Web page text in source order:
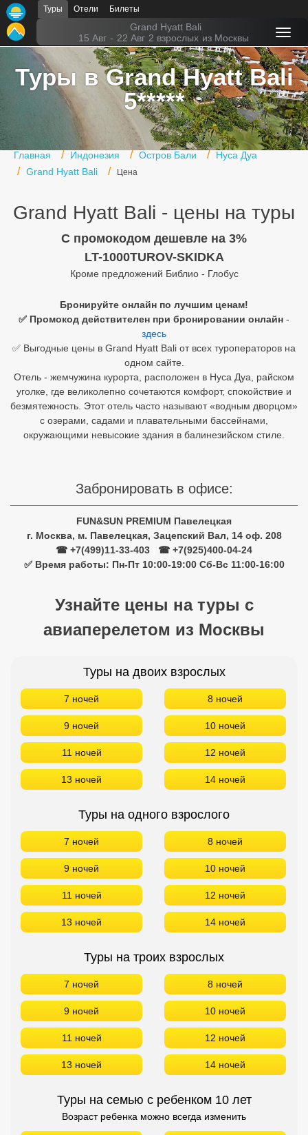
Туры Отели Билеты
Grand Hyatt Bali
15 Авг - 22 Авг 2 взрослых из Москвы
Туры в Grand Hyatt Bali
5*****
Главная Индонезия Остров Бали
Нуса Дуа
Grand Hyatt Bali
Цена
Grand Hyatt Bali - цены на туры
C промокодом дешевле на 3%
LT-1000TUROV-SKIDKA
Кроме предложений Библио - Глобус
Бронируйте онлайн по лучшим ценам!
✅ Промокод действителен при бронировании онлайн -
здесь
✅ Выгодные цены в Grand Hyatt Bali от всех туроператоров на
одном сайте.
Отель - жемчужина курорта, расположен в Нуса Дуа, райском
уголке, где великолепно сочетаются комфорт, спокойствие и
безмятежность. Этот отель часто называют «водным дворцом»
с озерами, садами и плавательными бассейнами,
окружающими невысокие здания в балинезийском стиле.
Забронировать в офисе:
FUN&SUN PREMIUM Павелецкая
г. Москва, м. Павелецкая, Зацепский Вал, 14 оф. 208
☎ +7(499)11-33-403
☎ +7(925)400-04-24
✅ Время работы: Пн-Пт 10:00-19:00 Сб-Вс 11:00-16:00
Узнайте цены на туры с
авиаперелетом из Москвы
Туры на двоих взрослых
7 ночей 8 ночей
9 ночей 10 ночей
11 ночей 12 ночей
13 ночей 14 ночей
Туры на одного взрослого
7 ночей 8 ночей
9 ночей 10 ночей
11 ночей 12 ночей
13 ночей 14 ночей
Туры на троих взрослых
7 ночей 8 ночей
9 ночей 10 ночей
11 ночей 12 ночей
13 ночей 14 ночей
Туры на семью с ребенком 10 лет
Возраст ребенка можно всегда изменить
Главная
Горящие туры
Туры в Турцию
Туры в Египет
Туры в ОАЭ
Офис г. Москва
Подборки отелей
Шри Ланка
Бали
Занзибар
Большой Сочи
Кав Мин Воды
VIP отели 5 звезд
ТОП 10 лучших отелей 5*
ТОП 10 недорогих отелей
5*
Недорогие отели 4*
Лучшие отели 3* звезды
Недорогие отели 3*
звезды
Сетевые отели ОАЭ
Сетевые отели Таиланда
Сетевые отели Шри Ланки
Сетевые отели Вьетнама